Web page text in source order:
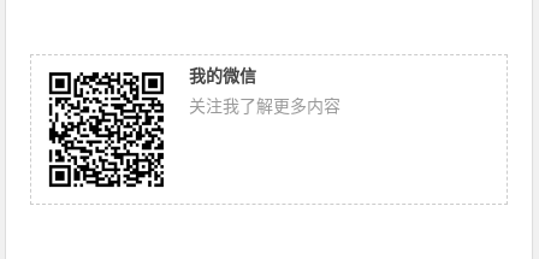
我的微信
关注我了解更多内容